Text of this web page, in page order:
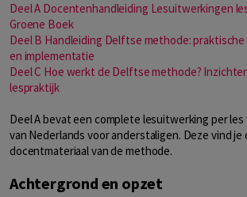
Deel A Docentenhandleiding Lesuitwerkingen
Groene Boek
Deel B Handleiding Delftse methode:
en implementatie
Deel C Hoe werkt de Delftse methode?
lespraktijk
Deel A bevat een complete lesuitwerking per
van Nederlands voor anderstaligen. Deze vind je
docentmateriaal van de methode.
Achtergrond en opzet